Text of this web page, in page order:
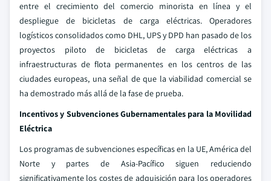
entre el crecimiento del comercio minorista en línea y el
despliegue de bicicletas de carga eléctricas. Operadores
logísticos consolidados como DHL, UPS y DPD han pasado de los
proyectos piloto de bicicletas de carga eléctricas a
infraestructuras de flota permanentes en los centros de las
ciudades europeas, una señal de que la viabilidad comercial se
ha demostrado más allá de la fase de prueba.
Incentivos y Subvenciones Gubernamentales para la Movilidad
Eléctrica
Los programas de subvenciones específicas en la UE, América del
Norte y partes de Asia-Pacífico siguen reduciendo
significativamente los costes de adquisición para los operadores